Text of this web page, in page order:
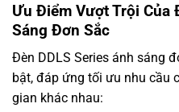
Ưu Điểm Vượt Trội Của
Sáng Đơn Sắc
Đèn DDLS Series ánh sáng
bật, đáp ứng tối ưu nhu cầu
gian khác nhau: